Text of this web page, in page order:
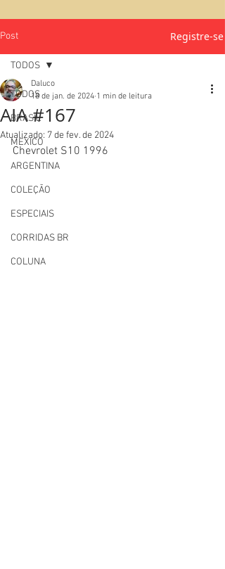
Post Registre-se
TODOS
BRASIL
MEXICO
ARGENTINA
COLEÇÃO
ESPECIAIS
CORRIDAS BR
COLUNA
TODOS
AIA #167
Daluco
18 de jan. de 2024 1 min de leitura
Atualizado: 7 de fev. de 2024
Chevrolet S10 1996